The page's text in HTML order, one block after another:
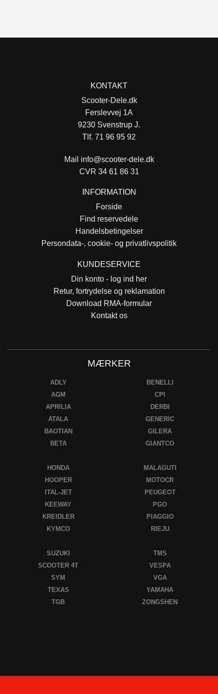
KONTAKT
Scooter-Dele.dk
Ferslevvej 1A
9230 Svenstrup J.
Tlf. 71 96 95 92
Mail info@scooter-dele.dk
CVR 34 61 86 31
INFORMATION
Forside
Find reservedele
Handelsbetingelser
Persondata-, cookie- og privatlivspolitik
KUNDESERVICE
Din konto - log ind her
Retur, fortrydelse og reklamation
Download RMA-formular
Kontakt os
MÆRKER
ADLY
AGM
APRILIA
ATALA
BAOTIAN
BETA
BENELLI
CPI
DERBI
GENERIC
GILERA
GIANTCO
HONDA
HOOPER
ITAL-JET
KEEWAY
KREIDLER
KYMCO
MALAGUTI
MOTOCR
PEUGEOT
PGO
PIAGGIO
RIEJU
SUZUKI
SCOOTER 4T
SYM
TEXAS
TGB
TMS
VESPA
VGA
YAMAHA
ZONGSHEN